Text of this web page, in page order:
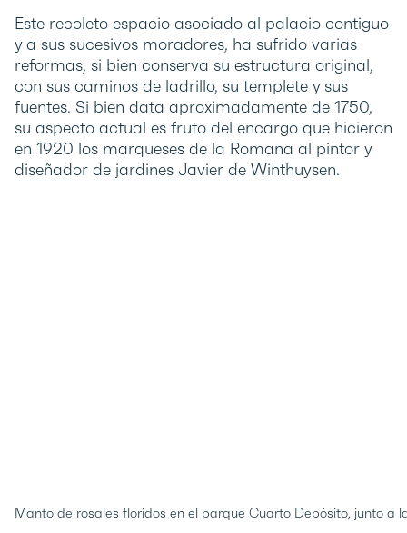
Este recoleto espacio asociado al palacio contiguo
y a sus sucesivos moradores, ha sufrido varias
reformas, si bien conserva su estructura original,
con sus caminos de ladrillo, su templete y sus
fuentes. Si bien data aproximadamente de 1750,
su aspecto actual es fruto del encargo que hicieron
en 1920 los marqueses de la Romana al pintor y
diseñador de jardines Javier de Winthuysen.
Manto de rosales floridos en el parque Cuarto Depósito, junto a